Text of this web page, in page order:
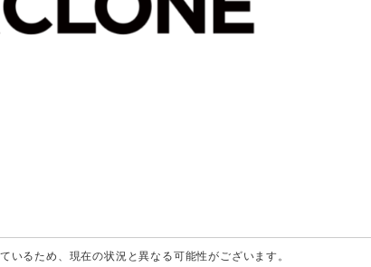
るため、現在の状況と異なる可能性がございます。